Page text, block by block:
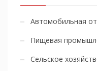
Автомобильная
Пищевая
Сельское